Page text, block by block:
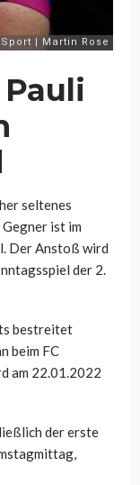
seltenes
ist im
Der Anstoß wird
der 2.
bestreitet
beim FC
am 22.01.2022
der erste